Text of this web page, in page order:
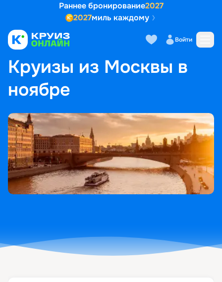
Раннее бронирование2027
2027миль каждому
Войти
ГЛАВНАЯ • ПОПУЛЯРНЫЕ НАПРАВЛЕНИЯ
КРУИЗЫ ИЗ МОСКВЫ В НОЯБРЕ
Круизы из Москвы в
ноябре